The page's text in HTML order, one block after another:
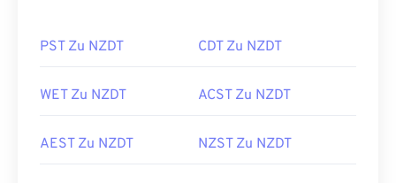
PST Zu NZDT CDT Zu NZDT
WET Zu NZDT ACST Zu NZDT
AEST Zu NZDT NZST Zu NZDT